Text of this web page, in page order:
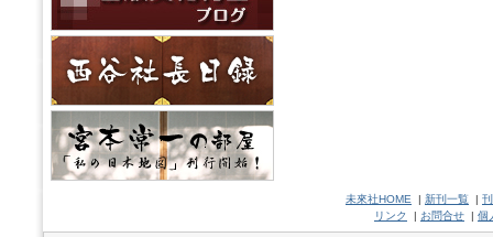
未來社HOME | 新刊一覧 |
リンク
| お問合せ | 個